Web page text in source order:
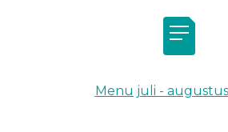
Menu juli -